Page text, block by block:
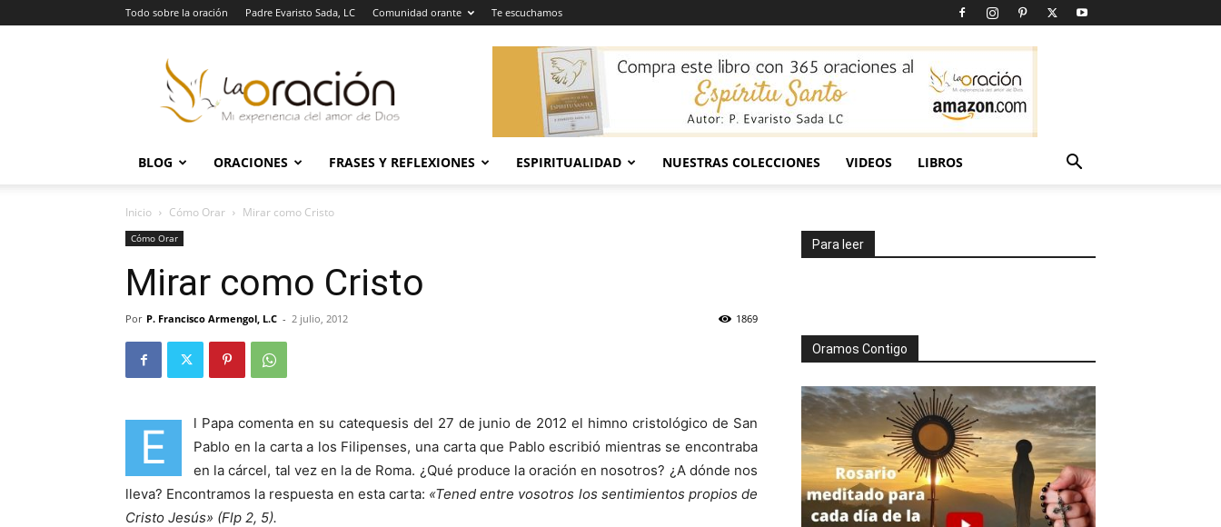
Todo sobre la oración Padre Evaristo Sada, LC Comunidad orante Te escuchamos
Oración
BLOG ORACIONES FRASES Y REFLEXIONES ESPIRITUALIDAD NUESTRAS COLECCIONES VIDEOS LIBROS
Inicio Cómo Orar Mirar como Cristo
Cómo Orar
Mirar como Cristo
Por P. Francisco Armengol, L.C - 2 julio, 2012 1869
E
l Papa comenta en su catequesis del 27 de junio de 2012 el himno cristológico de San
Pablo en la carta a los Filipenses, una carta que Pablo escribió mientras se encontraba
en la cárcel, tal vez en la de Roma. ¿Qué produce la oración en nosotros? ¿A dónde nos
lleva? Encontramos la respuesta en esta carta: «Tened entre vosotros los sentimientos propios de
Cristo Jesús» (Flp 2, 5).
Para leer
Oramos Contigo